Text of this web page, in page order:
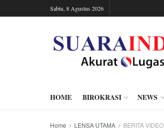
Sabtu, 8 Agustus 2026
HOME BIROKRASI NEWS
Home LENSA UTAMA BERITA VIDEO